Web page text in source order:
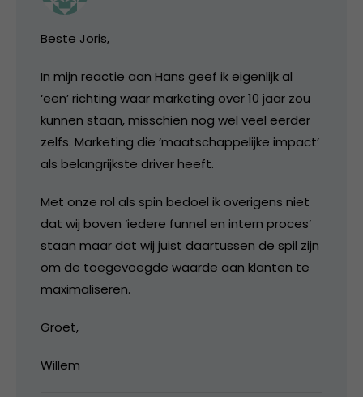
Beste Joris,
In mijn reactie aan Hans geef ik eigenlijk al
‘een’ richting waar marketing over 10 jaar zou
kunnen staan, misschien nog wel veel eerder
zelfs. Marketing die ‘maatschappelijke impact’
als belangrijkste driver heeft.
Met onze rol als spin bedoel ik overigens niet
dat wij boven ‘iedere funnel en intern proces’
staan maar dat wij juist daartussen de spil zijn
om de toegevoegde waarde aan klanten te
maximaliseren.
Groet,
Willem